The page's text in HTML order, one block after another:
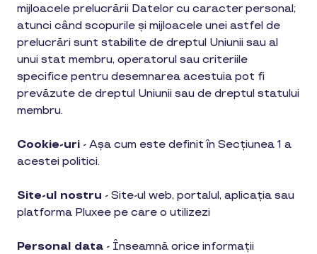
mijloacele prelucrării Datelor cu caracter personal;
atunci când scopurile și mijloacele unei astfel de
prelucrări sunt stabilite de dreptul Uniunii sau al
unui stat membru, operatorul sau criteriile
specifice pentru desemnarea acestuia pot fi
prevăzute de dreptul Uniunii sau de dreptul statului
membru.
Cookie-uri - Așa cum este definit în Secțiunea 1 a
acestei politici.
Site-ul nostru - Site-ul web, portalul, aplicația sau
platforma Pluxee pe care o utilizezi
Personal data - Înseamnă orice informații